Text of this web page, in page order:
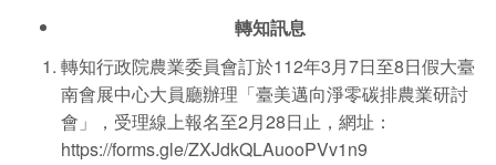
轉知訊息
轉知行政院農業委員會訂於112年3月7日至8日假大臺
南會展中心大員廳辦理「臺美邁向淨零碳排農業研討
會」，受理線上報名至2月28日止，網址：
https://forms.gle/ZXJdkQLAuooPVv1n9